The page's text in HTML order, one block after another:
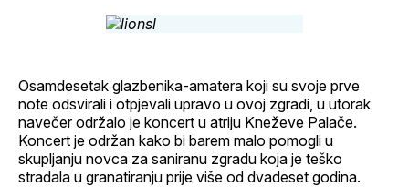
Osamdesetak glazbenika-amatera koji su svoje prve
note odsvirali i otpjevali upravo u ovoj zgradi, u utorak
navečer održalo je koncert u atriju Kneževe Palače.
Koncert je održan kako bi barem malo pomogli u
skupljanju novca za saniranu zgradu koja je teško
stradala u granatiranju prije više od dvadeset godina.